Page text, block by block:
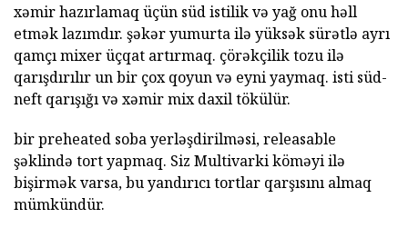
xəmir hazırlamaq üçün süd istilik və yağ onu həll
etmək lazımdır. şəkər yumurta ilə yüksək sürətlə ayrı
qamçı mixer üçqat artırmaq. çörəkçilik tozu ilə
qarışdırılır un bir çox qoyun və eyni yaymaq. isti süd-
neft qarışığı və xəmir mix daxil tökülür.
bir preheated soba yerləşdirilməsi, releasable
şəklində tort yapmaq. Siz Multivarki köməyi ilə
bişirmək varsa, bu yandırıcı tortlar qarşısını almaq
mümkündür.